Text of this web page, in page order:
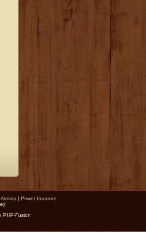
| Power Innature
PHP-Fusion